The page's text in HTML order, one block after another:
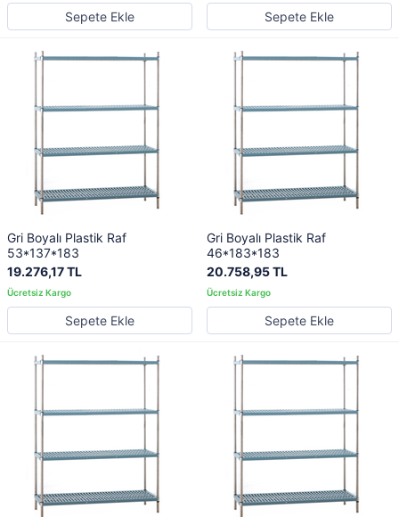
Sepete Ekle Sepete Ekle
Gri Boyalı Plastik Raf
53*137*183
19.276,17 TL
Sepete Ekle
Gri Boyalı Plastik Raf
46*183*183
20.758,95 TL
Sepete Ekle